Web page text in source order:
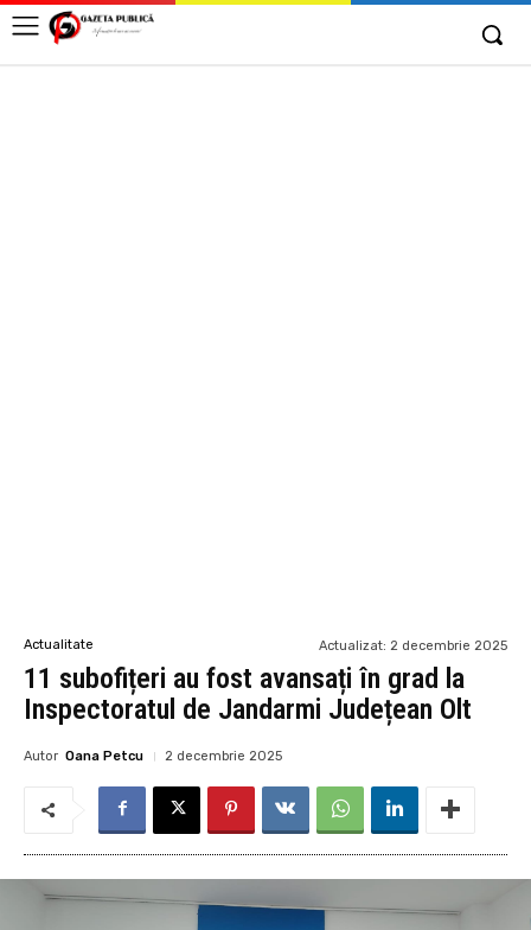
Actualitate Actualizat: 2 decembrie 2025
11 subofițeri au fost avansați în grad la
Inspectoratul de Jandarmi Județean Olt
Autor Oana Petcu 2 decembrie 2025